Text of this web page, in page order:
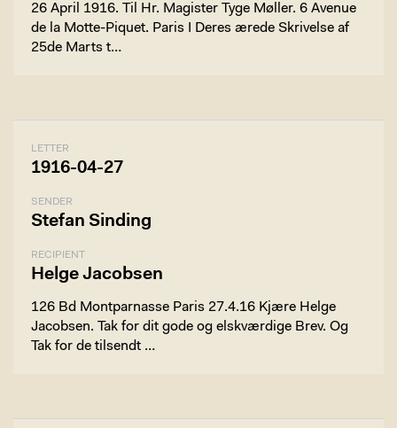
26 April 1916. Til Hr. Magister Tyge Møller. 6 Avenue
de la Motte-Piquet. Paris I Deres ærede Skrivelse af
25de Marts t…
LETTER
1916-04-27
SENDER
Stefan Sinding
RECIPIENT
Helge Jacobsen
126 Bd Montparnasse Paris 27.4.16 Kjære Helge
Jacobsen. Tak for dit gode og elskværdige Brev. Og
Tak for de tilsendt …